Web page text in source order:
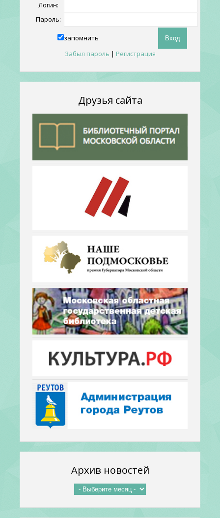
Логин:
Пароль:
запомнить
Забыл пароль | Регистрация
Друзья сайта
Архив новостей